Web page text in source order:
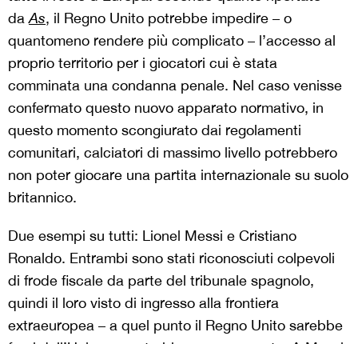
daAs, il Regno Unito potrebbe impedire – o
quantomeno rendere più complicato – l’accesso al
proprio territorio per i giocatori cui è stata
comminata una condanna penale. Nel caso venisse
confermato questo nuovo apparato normativo, in
questo momento scongiurato dai regolamenti
comunitari, calciatori di massimo livello potrebbero
non poter giocare una partita internazionale su suolo
britannico.
Due esempi su tutti: Lionel Messi e Cristiano
Ronaldo. Entrambi sono stati riconosciuti colpevoli
di frode fiscale da parte del tribunale spagnolo,
quindi il loro visto di ingresso alla frontiera
extraeuropea – a quel punto il Regno Unito sarebbe